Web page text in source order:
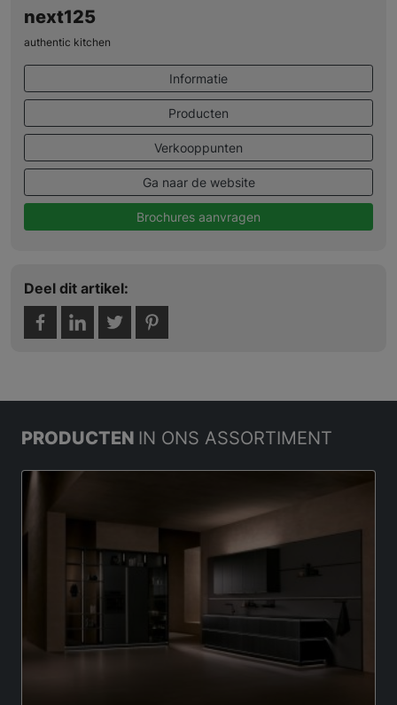
next125
authentic kitchen
Informatie
Producten
Verkooppunten
Ga naar de website
Brochures aanvragen
Deel dit artikel:
PRODUCTEN IN ONS ASSORTIMENT